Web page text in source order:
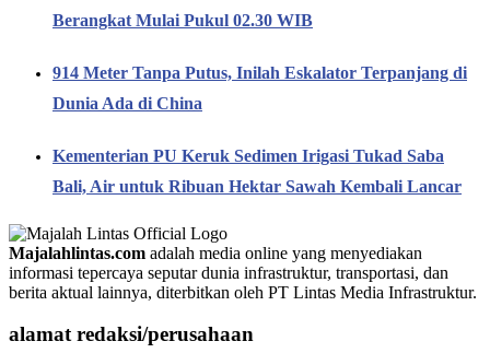
Berangkat Mulai Pukul 02.30 WIB
914 Meter Tanpa Putus, Inilah Eskalator Terpanjang di
Dunia Ada di China
Kementerian PU Keruk Sedimen Irigasi Tukad Saba
Bali, Air untuk Ribuan Hektar Sawah Kembali Lancar
Majalahlintas.com adalah media online yang menyediakan
informasi tepercaya seputar dunia infrastruktur, transportasi, dan
berita aktual lainnya, diterbitkan oleh PT Lintas Media Infrastruktur.
alamat redaksi/perusahaan